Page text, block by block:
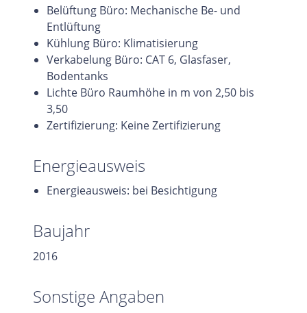
Belüftung Büro: Mechanische Be- und
Entlüftung
Kühlung Büro: Klimatisierung
Verkabelung Büro: CAT 6, Glasfaser,
Bodentanks
Lichte Büro Raumhöhe in m von 2,50 bis
3,50
Zertifizierung: Keine Zertifizierung
Energieausweis
Energieausweis: bei Besichtigung
Baujahr
2016
Sonstige Angaben